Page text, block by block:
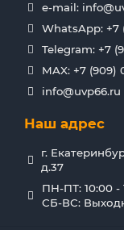
e-mail:
WhatsApp: +7
Telegram: +7
MAX: +7 (909)
info@uvp66.ru
Наш адрес
г.
д.37
ПН-ПТ: 10:00 -
СБ-ВС: